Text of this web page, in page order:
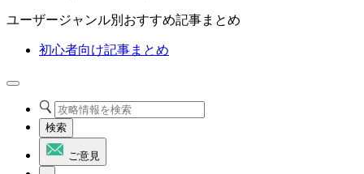
ユーザージャンル別おすすめ記事まとめ
初心者向け記事まとめ
検索
ご意見